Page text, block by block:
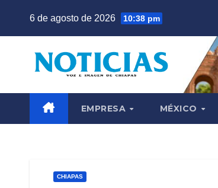
6 de agosto de 2026 10:38 pm
EMPRESA MÉXICO
CHIAPAS